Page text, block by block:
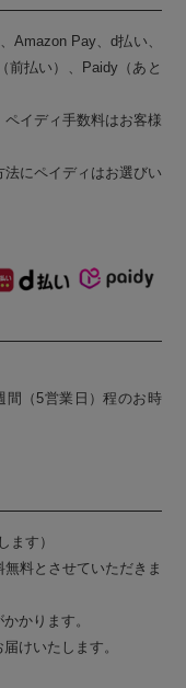
Amazon Pay、d払い、
前払い）、Paidy（あと
イディ手数料はお客様
にペイディはお選びい
間（5営業日）程のお時
ます）
料とさせていただきま
かります。
けいたします。